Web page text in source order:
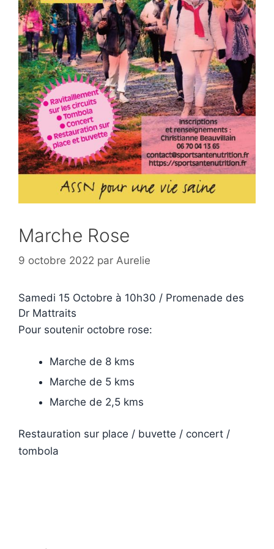
Marche Rose
9 octobre 2022 par Aurelie
Samedi 15 Octobre à 10h30 / Promenade des
Dr Mattraits
Pour soutenir octobre rose:
Marche de 8 kms
Marche de 5 kms
Marche de 2,5 kms
Restauration sur place / buvette / concert /
tombola